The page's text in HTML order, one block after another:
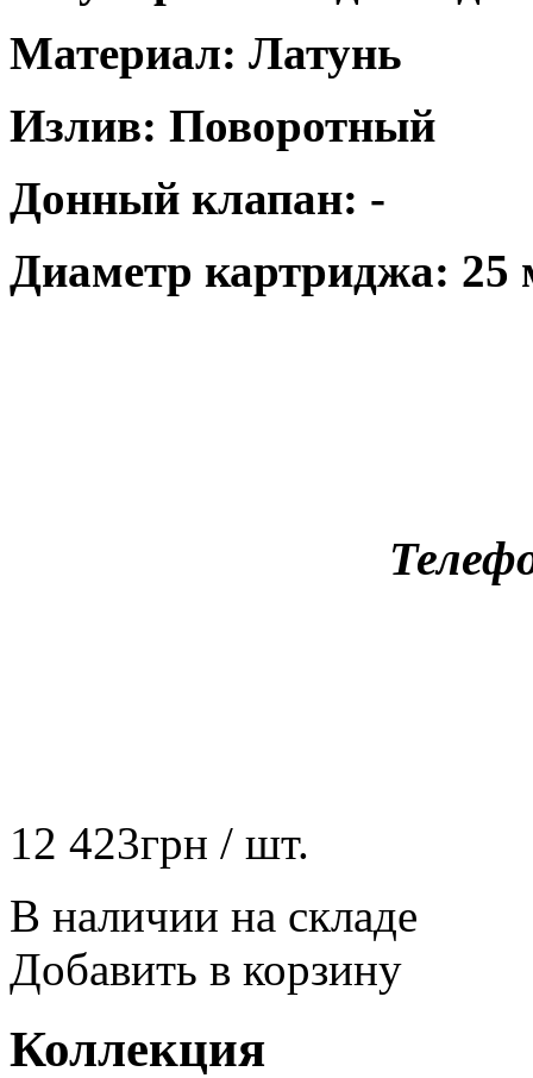
Материал: Латунь
Излив: Поворотный
Донный клапан: -
Диаметр картриджа: 25
12 423грн / шт.
В наличии на складе
Добавить в корзину
Коллекция